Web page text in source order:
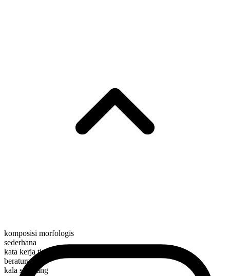
komposisi morfologis
sederhana
kata kerja tindakan
beraturan
kala sekarang